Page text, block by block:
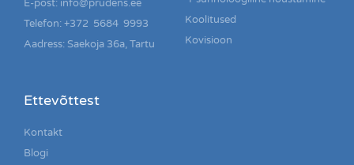
E-post: info@prudens.ee
Telefon: +372 5684 9993
Aadress: Saekoja 36a, Tartu
Koolitused
Kovisioon
Ettevõttest
Kontakt
Blogi